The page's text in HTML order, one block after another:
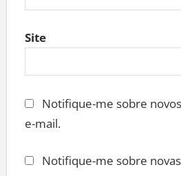
Site
Notifique-me sobre
e-mail.
Notifique-me sobre